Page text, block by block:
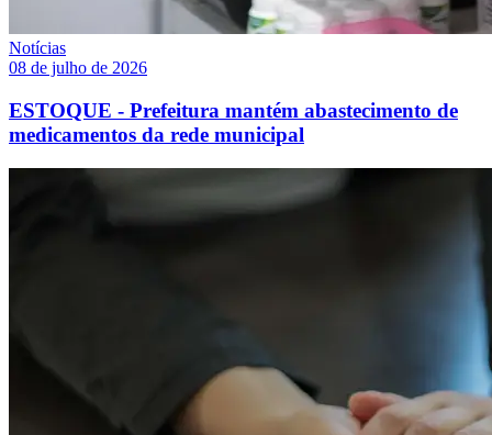
Notícias
08 de julho de 2026
ESTOQUE - Prefeitura mantém abastecimento de
medicamentos da rede municipal